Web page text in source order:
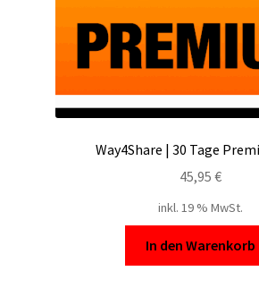
Way4Share | 30 Tage
45,95 €
inkl. 19 % MwSt.
In den Warenkorb